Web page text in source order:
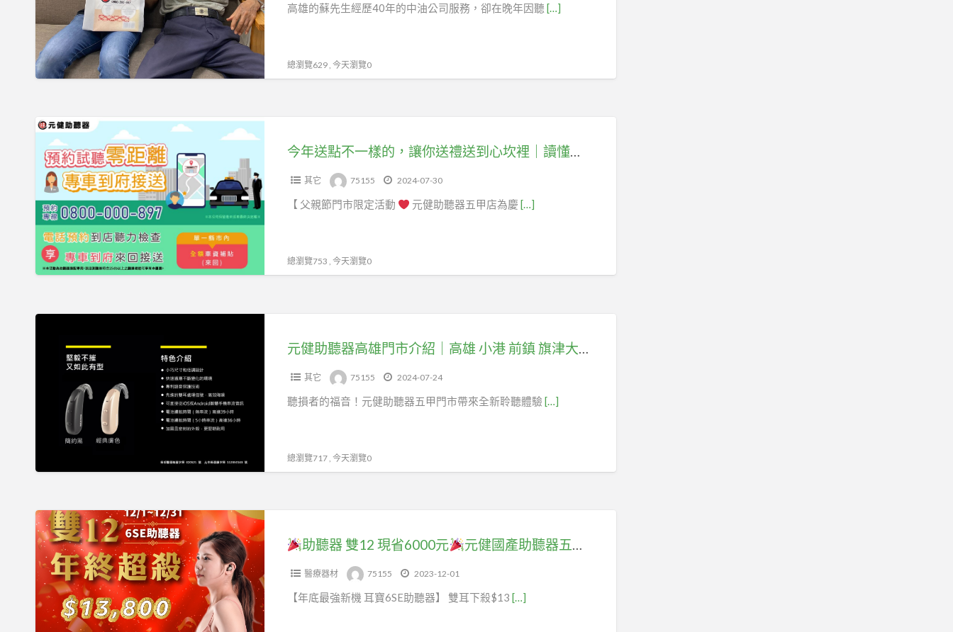
起
狂
歡！
高
雄
元
健
幫
重
自
信：
一
位
退
休
中
員
高雄的蘇先生經歷40年的中油公司服務，卻在晚年因聽 […]
總瀏覽629 , 今天瀏覽0
今
送
點
不
一
樣
的，
讓
送
讀
爸
爸
的
心
｜
88
節
今年送點不一樣的，讓你送禮送到心坎裡｜讀懂爸爸的心｜88節到了！讓爸爸瞬間讓享受有聲世界
其它 75155 2024-07-30
【 父親節門市限定活動 元健助聽器五甲店為慶 […]
總瀏覽753 , 今天瀏覽0
元
市
紹
｜
高
雄
小
港
元健助聽器高雄門市介紹｜高雄 小港 前鎮 旗津大林蒲 大坪頂 屏東 林園 新園助聽器推薦｜五甲門市
其它 75155 2024-07-24
聽損者的福音！元健助聽器五甲門市帶來全新聆聽體驗 […]
總瀏覽717 , 今天瀏覽0
助
聽
器
雙
12
助聽器 雙12 現省6000元 元健國產助聽器五甲服務中心
醫療器材 75155 2023-12-01
【年底最強新機 耳寶6SE助聽器】 雙耳下殺$13 […]